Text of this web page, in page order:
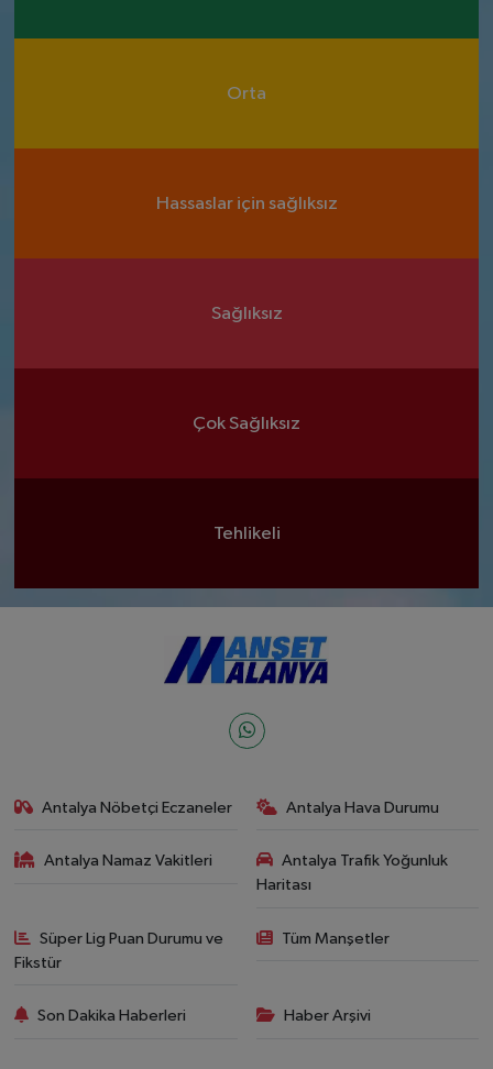
Orta
Hassaslar için sağlıksız
Sağlıksız
Çok Sağlıksız
Tehlikeli
Antalya Nöbetçi Eczaneler Antalya Hava Durumu
Antalya Namaz Vakitleri
Antalya Trafik Yoğunluk
Haritası
Süper Lig Puan Durumu ve
Fikstür
Tüm Manşetler
Son Dakika Haberleri Haber Arşivi